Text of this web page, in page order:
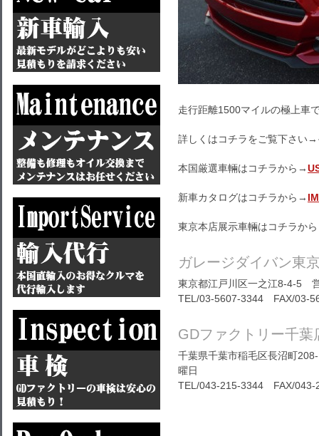
走行距離1500マイルの極上車
詳しくはコチラをご覧下さい
本国厳選車輛はコチラから→
新車カタログはコチラから→
東京本店展示車輛はコチラか
ガレージダイバン東
東京都江戸川区一之江8-4-5
TEL/03-5607-3344 FAX/03-
GDファクトリー千葉
千葉県千葉市稲毛区長沼町
曜日
TEL/043-215-3344 FAX/043-